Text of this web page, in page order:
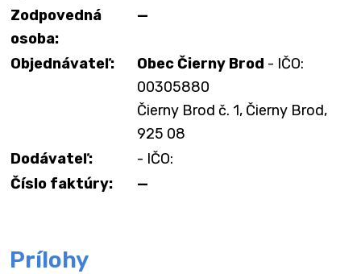
Zodpovedná
osoba:
—
Objednávateľ: Obec Čierny Brod - IČO:
00305880
Čierny Brod č. 1, Čierny Brod,
925 08
Dodávateľ:
- IČO:
Číslo faktúry:
—
Prílohy